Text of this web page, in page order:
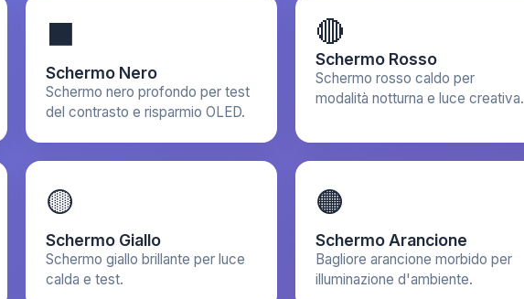
⬛
Schermo Nero
Schermo nero profondo per test
del contrasto e risparmio OLED.
🔴
Schermo Rosso
Schermo rosso caldo per
modalità notturna e luce creativa.
🟡
Schermo Giallo
Schermo giallo brillante per luce
calda e test.
🟠
Schermo Arancione
Bagliore arancione morbido per
illuminazione d'ambiente.